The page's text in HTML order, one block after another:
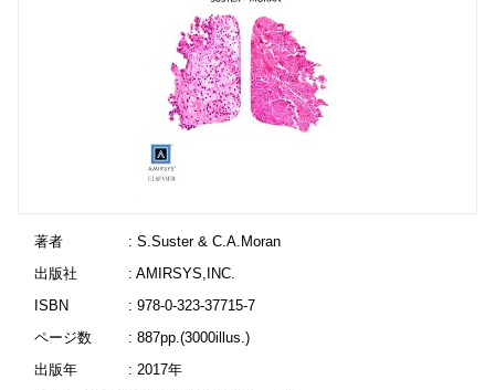
著者
: S.Suster & C.A.Moran
出版社
: AMIRSYS,INC.
ISBN
: 978-0-323-37715-7
ページ数
: 887pp.(3000illus.)
出版年
: 2017年